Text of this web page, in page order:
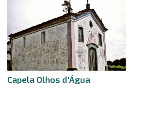
Capela Olhos d'Água